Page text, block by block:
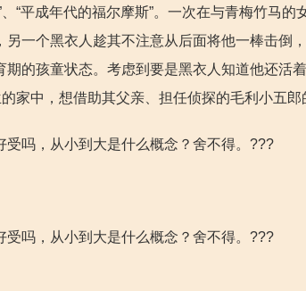
“平成年代的福尔摩斯”。一次在与青梅竹马
一个黑衣人趁其不注意从后面将他一棒击倒
的孩童状态。考虑到要是黑衣人知道他还活
家中，想借助其父亲、担任侦探的毛利小五郎
吗，从小到大是什么概念？舍不得。???
吗，从小到大是什么概念？舍不得。???